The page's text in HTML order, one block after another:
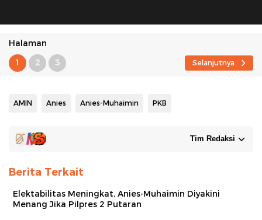
Halaman
1
2 3 Selanjutnya
AMIN Anies Anies-Muhaimin PKB
Tim Redaksi
Berita Terkait
Elektabilitas Meningkat, Anies-Muhaimin Diyakini
Menang Jika Pilpres 2 Putaran